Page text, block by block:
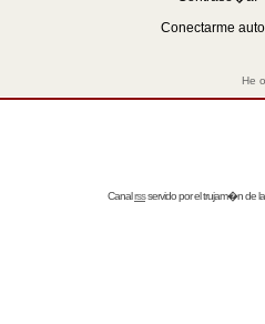
Conectarme
He
Canalrssservido por eltrujam�nde